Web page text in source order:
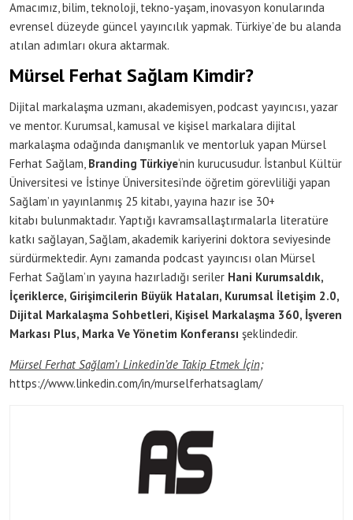
Amacımız, bilim, teknoloji, tekno-yaşam, inovasyon konularında
evrensel düzeyde güncel yayıncılık yapmak. Türkiye’de bu alanda
atılan adımları okura aktarmak.
Mürsel Ferhat Sağlam Kimdir?
Dijital markalaşma uzmanı, akademisyen, podcast yayıncısı, yazar
ve mentor. Kurumsal, kamusal ve kişisel markalara dijital
markalaşma odağında danışmanlık ve mentorluk yapan Mürsel
Ferhat Sağlam, Branding Türkiye‘nin kurucusudur. İstanbul Kültür
Üniversitesi ve İstinye Üniversitesi’nde öğretim görevliliği yapan
Sağlam’ın yayınlanmış 25 kitabı, yayına hazır ise 30+
kitabı bulunmaktadır. Yaptığı kavramsallaştırmalarla literatüre
katkı sağlayan, Sağlam, akademik kariyerini doktora seviyesinde
sürdürmektedir. Aynı zamanda podcast yayıncısı olan Mürsel
Ferhat Sağlam’ın yayına hazırladığı seriler Hani Kurumsaldık,
İçeriklerce, Girişimcilerin Büyük Hataları, Kurumsal İletişim 2.0,
Dijital Markalaşma Sohbetleri, Kişisel Markalaşma 360, İşveren
Markası Plus, Marka Ve Yönetim Konferansı şeklindedir.
Mürsel Ferhat Sağlam’ı Linkedin’de Takip Etmek İçin;
https://www.linkedin.com/in/murselferhatsaglam/